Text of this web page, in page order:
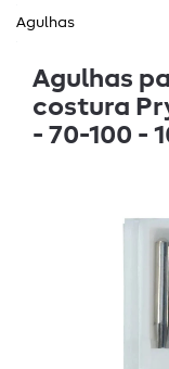
Agulhas
Agulhas
costura
- 70-100 -